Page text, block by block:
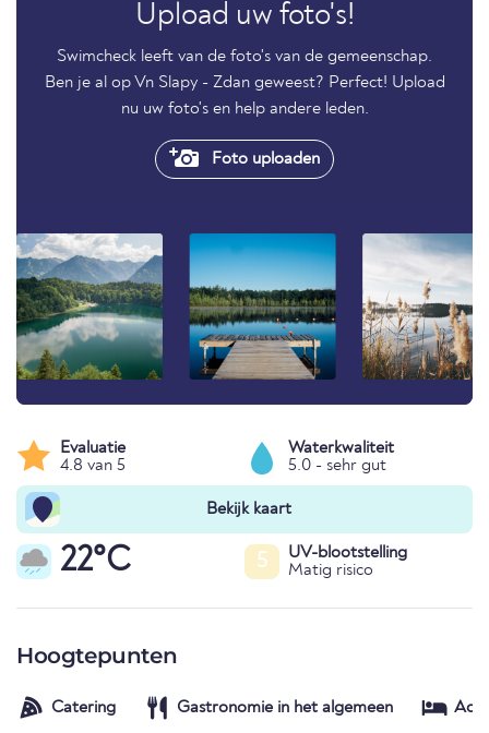
Upload uw foto's!
Swimcheck leeft van de foto's van de gemeenschap.
Ben je al op Vn Slapy - Zdan geweest? Perfect! Upload
nu uw foto's en help andere leden.
Foto uploaden
Evaluatie
4.8 van 5
Waterkwaliteit
5.0 - sehr gut
Bekijk kaart
22°C 5
UV-blootstelling
Matig risico
Hoogtepunten
Catering Gastronomie in het algemeen